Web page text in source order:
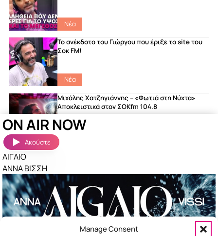
Manage Consent
Νέα
Το ανέκδοτο του Γιώργου που έριξε το site του
Σοκ FM!
Νέα
Μιχάλης Χατζηγιάννης – «Φωτιά στη Νύχτα»
Αποκλειστικά στον ΣΟΚfm 104.8
Ακούστηκαν πριν λίγο
ΤΕΛΕΙΑ
ΠΕΤΡΟΣ ΙΑΚΩΒΙΔΗΣ
ΣΑΝ ΝΑΥΑΓΟΙ
ΝΙΝΟ
ΣΟΥΣΟΥΡΟ
ON AIR NOW
Ακούστε
ΑΙΓΑΙΟ
ΑΝΝΑ ΒΙΣΣΗ